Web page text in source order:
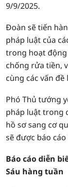
9/9/2025.
Đoàn sẽ tiến
pháp luật của
trong hoạt
chống rửa tiền,
cùng các vấn
Phó Thủ tướng
pháp luật trong
hồ sơ sang cơ
sẽ được báo
Báo cáo diễn
Sáu hàng tuần